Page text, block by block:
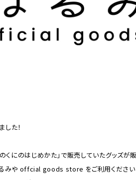
た！
にのはじめかた」で販売していたグッズが
みや offcial goods store をご利用ください